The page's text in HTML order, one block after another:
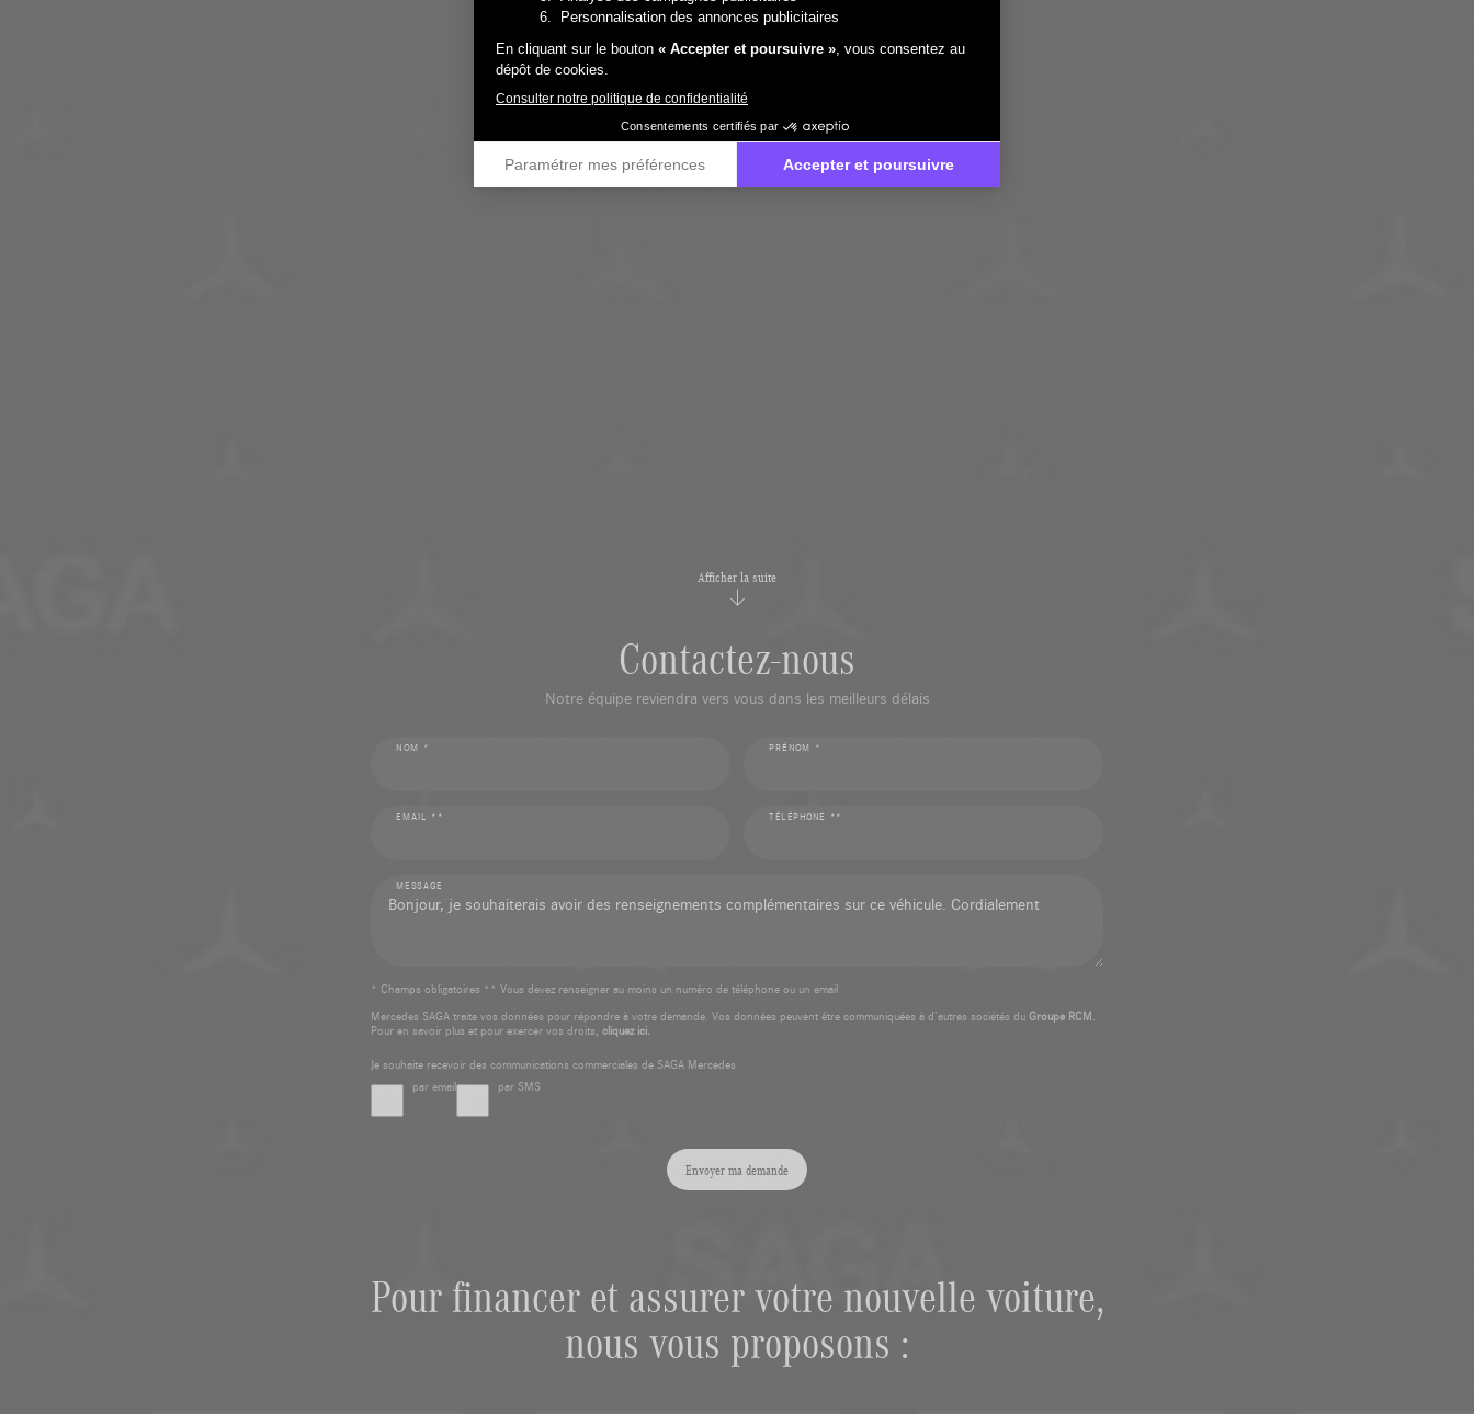
Afficher la suite
Contactez-nous
Notre équipe reviendra vers vous dans les meilleurs délais
NOM * PRÉNOM *
EMAIL ** TÉLÉPHONE **
MESSAGE
* Champs obligatoires ** Vous devez renseigner au moins un numéro de téléphone ou un email
Mercedes SAGA traite vos données pour répondre à votre demande. Vos données peuvent être communiquées à d’autres sociétés du Groupe RCM.
Pour en savoir plus et pour exercer vos droits, cliquez ici.
Je souhaite recevoir des communications commerciales de SAGA Mercedes
par email
par SMS
Envoyer ma demande
Pour financer et assurer votre nouvelle voiture,
nous vous proposons :